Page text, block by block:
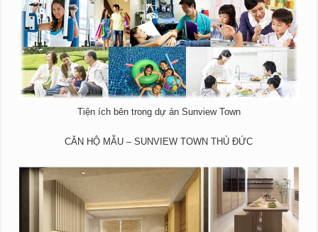
Tiện ích bên trong dự án Sunview Town
CĂN HỘ MẪU – SUNVIEW TOWN THỦ ĐỨC